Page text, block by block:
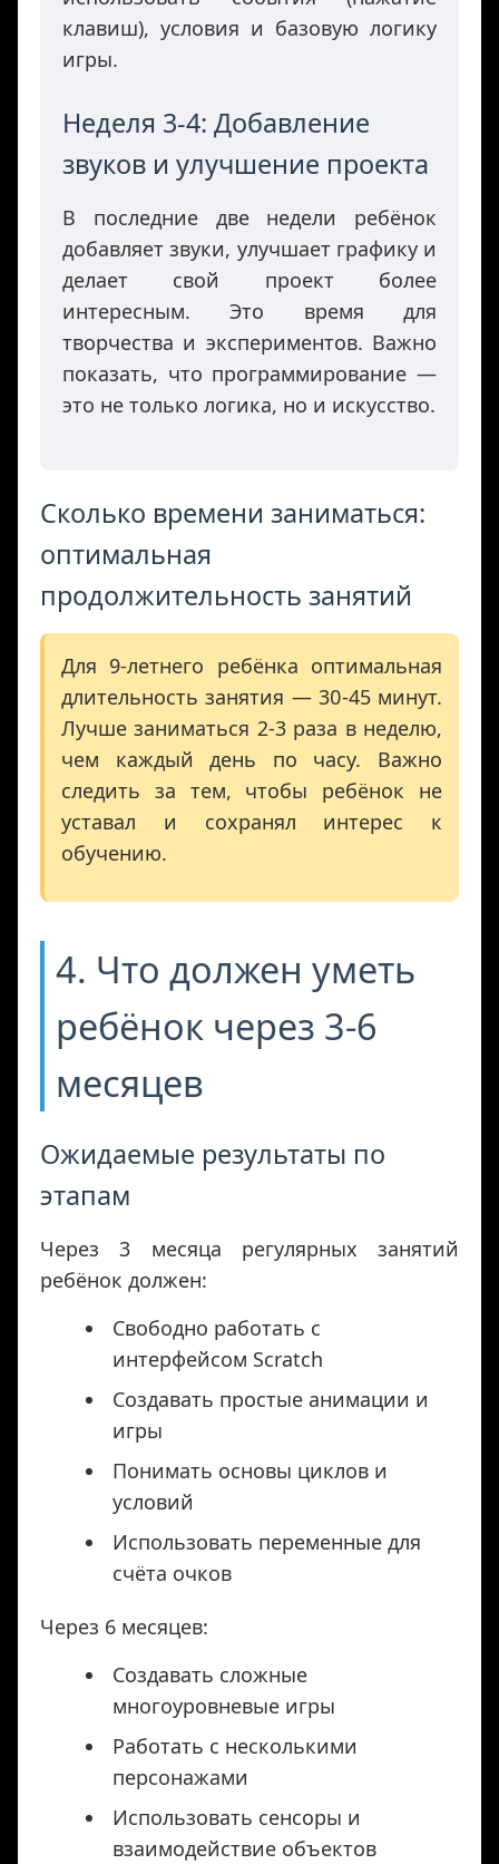
клавиш), условия и базовую логику
игры.
Неделя 3-4: Добавление
звуков и улучшение проекта
В последние две недели ребёнок
добавляет звуки, улучшает графику и
делает свой проект более
интересным. Это время для
творчества и экспериментов. Важно
показать, что программирование —
это не только логика, но и искусство.
Сколько времени заниматься:
оптимальная
продолжительность занятий
Для 9-летнего ребёнка оптимальная
длительность занятия — 30-45 минут.
Лучше заниматься 2-3 раза в неделю,
чем каждый день по часу. Важно
следить за тем, чтобы ребёнок не
уставал и сохранял интерес к
обучению.
4. Что должен уметь
ребёнок через 3-6
месяцев
Ожидаемые результаты по
этапам
Через 3 месяца регулярных занятий
ребёнок должен:
Свободно работать с
интерфейсом Scratch
Создавать простые анимации и
игры
Понимать основы циклов и
условий
Использовать переменные для
счёта очков
Через 6 месяцев:
Создавать сложные
многоуровневые игры
Работать с несколькими
персонажами
Использовать сенсоры и
взаимодействие объектов